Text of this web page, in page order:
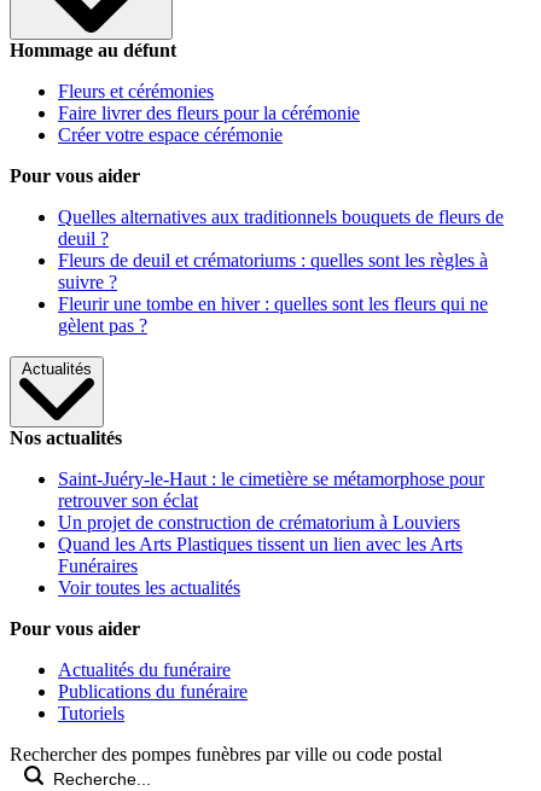
Hommage au défunt
Fleurs et cérémonies
Faire livrer des fleurs pour la cérémonie
Créer votre espace cérémonie
Pour vous aider
Quelles alternatives aux traditionnels bouquets de fleurs de
deuil ?
Fleurs de deuil et crématoriums : quelles sont les règles à
suivre ?
Fleurir une tombe en hiver : quelles sont les fleurs qui ne
gèlent pas ?
Actualités
Nos actualités
Saint-Juéry-le-Haut : le cimetière se métamorphose pour
retrouver son éclat
Un projet de construction de crématorium à Louviers
Quand les Arts Plastiques tissent un lien avec les Arts
Funéraires
Voir toutes les actualités
Pour vous aider
Actualités du funéraire
Publications du funéraire
Tutoriels
Rechercher des pompes funèbres par ville ou code postal